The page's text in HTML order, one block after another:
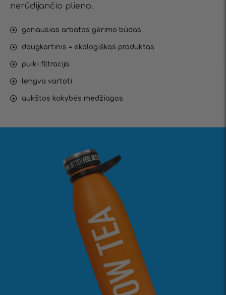
nerūdijančio plieno.
geriausias arbatos gėrimo būdas
daugkartinis = ekologiškas produktas
puiki filtracija
lengva vartoti
aukštos kokybės medžiagos